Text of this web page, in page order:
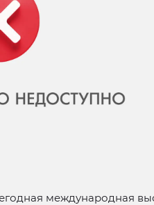
международная